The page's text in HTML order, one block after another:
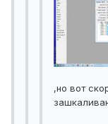
,но вот